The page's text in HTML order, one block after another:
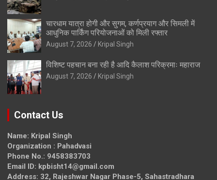
चारधाम यात्रा होगी और सुगम, कर्णप्रयाग और सिमली में
आधुनिक पार्किंग परियोजनाओं को मिली रफ्तार
August 7, 2026 Kripal Singh
विशिष्ट पहचान बना रही है आदि कैलाश परिक्रमाः महाराज
August 7, 2026 Kripal Singh
Contact Us
Name: Kripal Singh
Organization : Pahadvasi
Phone No.: 9458383703
Email ID: kpbisht14@gmail.com
Address: 32, Rajeshwar Nagar Phase-5, Sahastradhara